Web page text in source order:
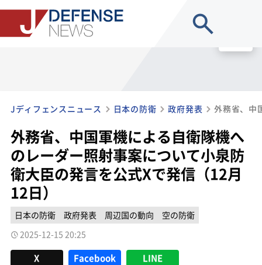
Jディフェンスニュース 日本の防衛 政府発表
外務省、中国軍機による自衛隊機へ
のレーダー照射事案について小泉防
衛大臣の発言を公式Xで発信（12月
12日）
日本の防衛 政府発表 周辺国の動向
空の防衛
2025-12-15 20:25
X Facebook LINE